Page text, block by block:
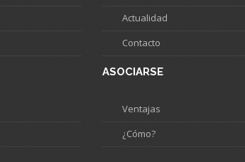
Actualidad
Contacto
ASOCIARSE
Ventajas
¿Cómo?